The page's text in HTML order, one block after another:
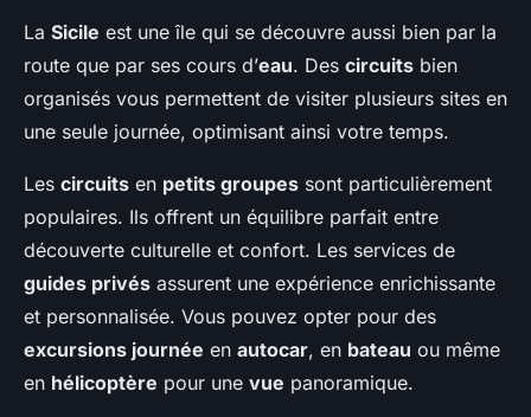
La Sicile est une île qui se découvre aussi bien par la
route que par ses cours d’eau. Des circuits bien
organisés vous permettent de visiter plusieurs sites en
une seule journée, optimisant ainsi votre temps.
Les circuits en petits groupes sont particulièrement
populaires. Ils offrent un équilibre parfait entre
découverte culturelle et confort. Les services de
guides privés assurent une expérience enrichissante
et personnalisée. Vous pouvez opter pour des
excursions journée en autocar, en bateau ou même
en hélicoptère pour une vue panoramique.